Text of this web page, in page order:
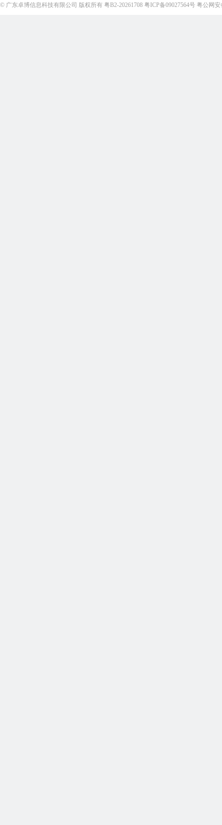
© 广东卓博信息科技有限公司 版权所有 粤B2-20261708 粤ICP备09027564号 粤公网安